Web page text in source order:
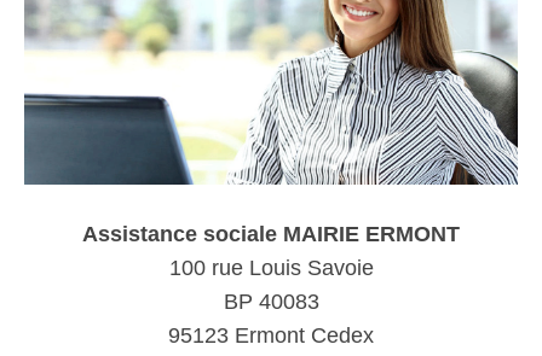
Assistance sociale MAIRIE ERMONT
100 rue Louis Savoie
BP 40083
95123 Ermont Cedex